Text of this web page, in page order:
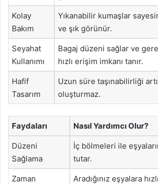
Kolay
Bakım
Yıkanabilir kumaşlar
ve şık görünür.
Seyahat
Kullanımı
Bagaj düzeni sağlar ve
hızlı erişim imkanı tanır.
Hafif
Tasarım
Uzun süre taşınabilirliği
oluşturmaz.
Faydaları Nasıl Yardımcı Olur?
Düzeni
Sağlama
İç bölmeleri ile
tutar.
Zaman
Aradığınız eşyalara